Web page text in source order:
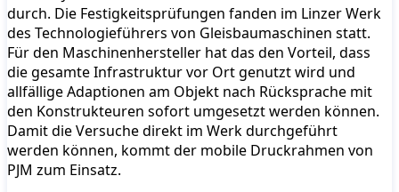
durch. Die Festigkeitsprüfungen fanden im Linzer Werk
des Technologieführers von Gleisbaumaschinen statt.
Für den Maschinenhersteller hat das den Vorteil, dass
die gesamte Infrastruktur vor Ort genutzt wird und
allfällige Adaptionen am Objekt nach Rücksprache mit
den Konstrukteuren sofort umgesetzt werden können.
Damit die Versuche direkt im Werk durchgeführt
werden können, kommt der mobile Druckrahmen von
PJM zum Einsatz.